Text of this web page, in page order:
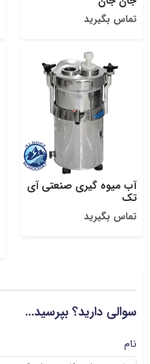
تماس بگیرید
آب میوه گیری صنعتی آی
تک
تماس بگیرید
سوالی دارید؟ بپرسید...
نام